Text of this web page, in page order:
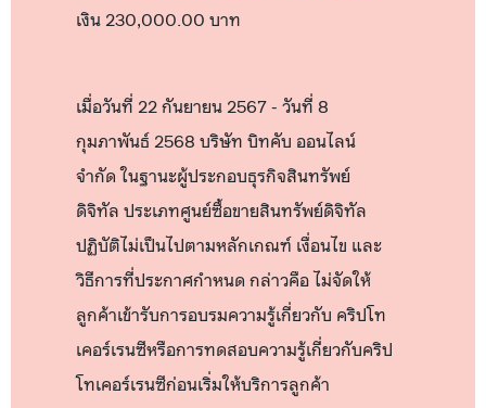
เงิน 230,000.00 บาท
เมื่อวันที่ 22 กันยายน 2567 - วันที่ 8
กุมภาพันธ์ 2568 บริษัท บิทคับ ออนไลน์
จำกัด ในฐานะผู้ประกอบธุรกิจสินทรัพย์
ดิจิทัล ประเภทศูนย์ซื้อขายสินทรัพย์ดิจิทัล
ปฏิบัติไม่เป็นไปตามหลักเกณฑ์ เงื่อนไข และ
วิธีการที่ประกาศกำหนด กล่าวคือ ไม่จัดให้
ลูกค้าเข้ารับการอบรมความรู้เกี่ยวกับ คริปโท
เคอร์เรนซีหรือการทดสอบความรู้เกี่ยวกับคริป
โทเคอร์เรนซีก่อนเริ่มให้บริการลูกค้า